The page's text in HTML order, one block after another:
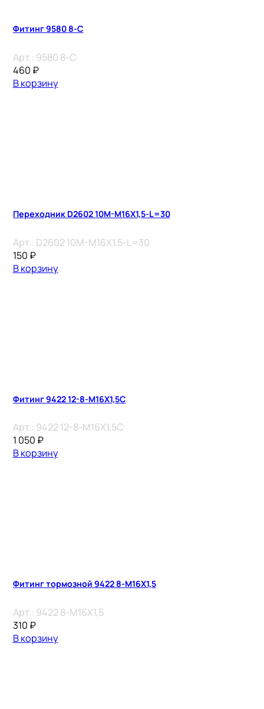
Фитинг 9580 8-C
Арт.: 9580 8-C
460 ₽
В корзину
Переходник D2602 10M-M16X1,5-L=30
Арт.: D2602 10M-M16X1,5-L=30
150 ₽
В корзину
Фитинг 9422 12-8-M16X1,5C
Арт.: 9422 12-8-M16X1,5C
1 050 ₽
В корзину
Фитинг тормозной 9422 8-M16X1,5
Арт.: 9422 8-M16X1,5
310 ₽
В корзину